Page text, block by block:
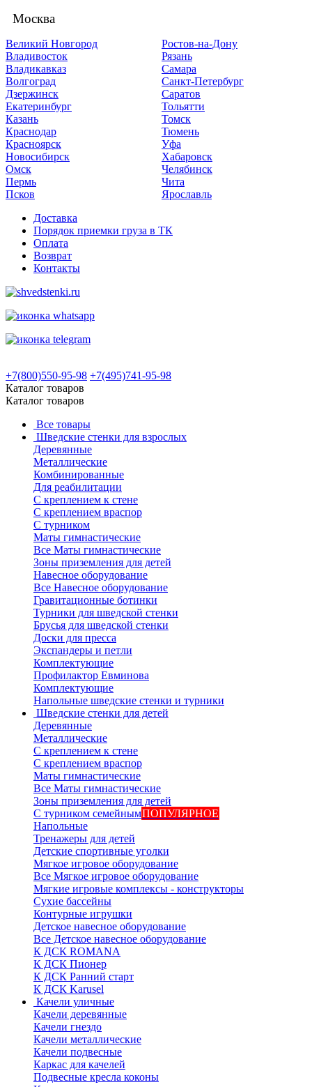
Москва
Великий Новгород
Владивосток
Владикавказ
Волгоград
Дзержинск
Екатеринбург
Казань
Краснодар
Красноярск
Новосибирск
Омск
Пермь
Псков
Ростов-на-Дону
Рязань
Самара
Санкт-Петербург
Саратов
Тольятти
Томск
Тюмень
Уфа
Хабаровск
Челябинск
Чита
Ярославль
Доставка
Порядок приемки груза в ТК
Оплата
Возврат
Контакты
+7(800)550-95-98 +7(495)741-95-98
Каталог товаров
Каталог товаров
Все товары
Шведские стенки для взрослых
Деревянные
Металлические
Комбинированные
Для реабилитации
С креплением к стене
С креплением враспор
С турником
Маты гимнастические
Все Маты гимнастические
Зоны приземления для детей
Навесное оборудование
Все Навесное оборудование
Гравитационные ботинки
Турники для шведской стенки
Брусья для шведской стенки
Доски для пресса
Экспандеры и петли
Комплектующие
Профилактор Евминова
Комплектующие
Напольные шведские стенки и турники
Шведские стенки для детей
Деревянные
Металлические
С креплением к стене
С креплением враспор
Маты гимнастические
Все Маты гимнастические
Зоны приземления для детей
С турником семейнымПОПУЛЯРНОЕ
Напольные
Тренажеры для детей
Детские спортивные уголки
Мягкое игровое оборудование
Все Мягкое игровое оборудование
Мягкие игровые комплексы - конструкторы
Сухие бассейны
Контурные игрушки
Детское навесное оборудование
Все Детское навесное оборудование
К ДСК ROMANA
К ДСК Пионер
К ДСК Ранний старт
К ДСК Karusel
Качели уличные
Качели деревянные
Качели гнездо
Качели металлические
Качели подвесные
Каркас для качелей
Подвесные кресла коконы